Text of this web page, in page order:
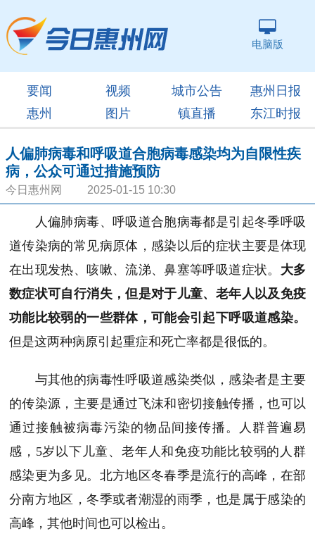
电脑版
要闻 视频 城市公告
惠州日报
惠州
图片 镇直播 东江时报
人偏肺病毒和呼吸道合胞病毒感染均为自限性疾
病，公众可通过措施预防
今日惠州网 2025-01-15 10:30
人偏肺病毒、呼吸道合胞病毒都是引起冬季呼吸
道传染病的常见病原体，感染以后的症状主要是体现
在出现发热、咳嗽、流涕、鼻塞等呼吸道症状。 大多
数症状可自行消失，但是对于儿童、老年人以及免疫
功能比较弱的一些群体，可能会引起下呼吸道感染。
但是这两种病原引起重症和死亡率都是很低的。
与其他的病毒性呼吸道感染类似，感染者是主要
的传染源，主要是通过飞沫和密切接触传播，也可以
通过接触被病毒污染的物品间接传播。人群普遍易
感，5岁以下儿童、老年人和免疫功能比较弱的人群
感染更为多见。北方地区冬春季是流行的高峰，在部
分南方地区，冬季或者潮湿的雨季，也是属于感染的
高峰，其他时间也可以检出。